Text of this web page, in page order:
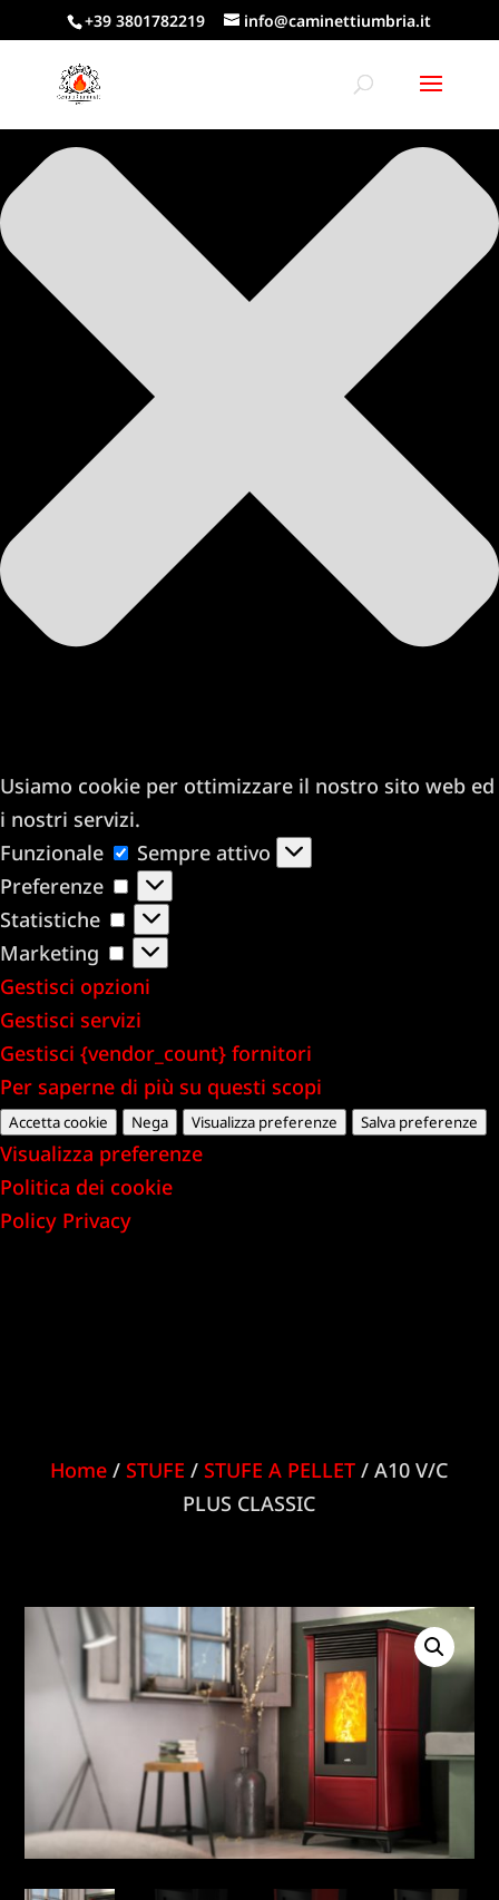
Gestisci Consenso Cookie
Usiamo cookie per ottimizzare il nostro sito web ed
i nostri servizi.
Funzionale
Funzionale
Sempre attivo
Preferenze
Preferenze
Statistiche
Statistiche
Marketing
Marketing
Gestisci opzioni
Gestisci servizi
Gestisci {vendor_count} fornitori
Per saperne di più su questi scopi
Accetta cookie Nega Visualizza preferenze Salva preferenze
Visualizza preferenze
Politica dei cookie
Policy Privacy
+39 3801782219 info@caminettiumbria.it
Home /STUFE /STUFE A PELLET / A10 V/C
PLUS CLASSIC